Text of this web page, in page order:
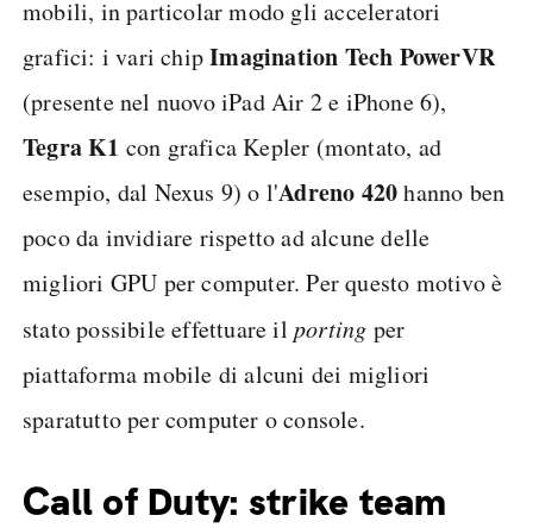
mobili, in particolar modo gli acceleratori
grafici: i vari chipImagination Tech PowerVR
(presente nel nuovo iPad Air 2 e iPhone 6),
Tegra K1 con grafica Kepler (montato, ad
esempio, dal Nexus 9) o l'Adreno 420hanno ben
poco da invidiare rispetto ad alcune delle
migliori GPU per computer. Per questo motivo è
stato possibile effettuare il porting per
piattaforma mobile di alcuni dei migliori
sparatutto per computer o console.
Call of Duty: strike team